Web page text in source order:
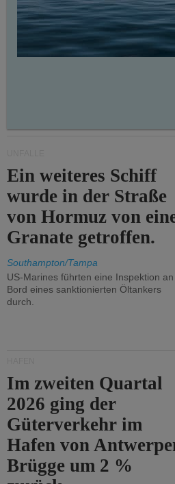
Ein weiteres Schiff
wurde in der Straße
von Hormuz von
Granate getroffen.
Southampton/Tampa
US-Marines führten eine Inspektion an
Bord eines sanktionierten Öltankers
durch.
Im zweiten Quartal
2026 ging der
Güterverkehr im
Hafen von
Brügge um 2 %